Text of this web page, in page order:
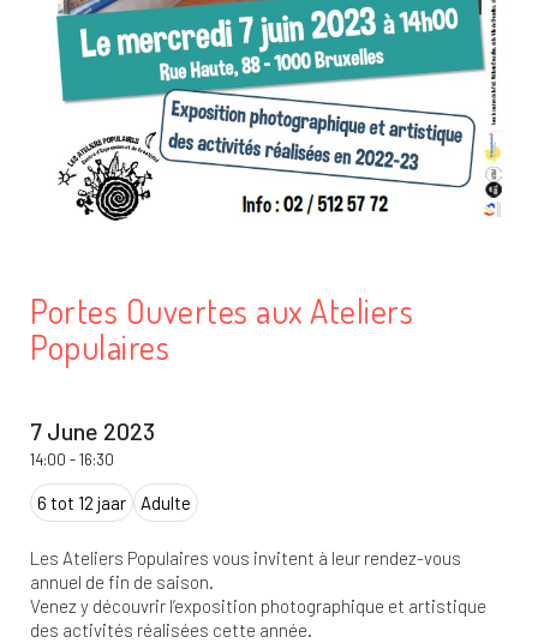
Portes Ouvertes aux Ateliers
Populaires
7 June 2023
14:00 -16:30
6 tot 12 jaar Adulte
Les Ateliers Populaires vous invitent à leur rendez-vous
annuel de fin de saison.
Venez y découvrir l’exposition photographique et artistique
des activités réalisées cette année.